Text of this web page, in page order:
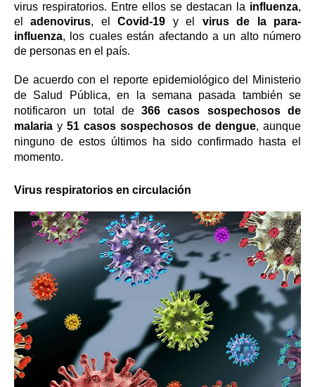
virus respiratorios. Entre ellos se destacan la influenza,
eladenovirus, elCovid-19 y el virus de la para-
influenza, los cuales están afectando a un alto número
de personas en el país.
De acuerdo con el reporte epidemiológico del Ministerio
de Salud Pública, en la semana pasada también se
notificaron un total de366 casos sospechosos de
malaria y 51 casos sospechosos de dengue, aunque
ninguno de estos últimos ha sido confirmado hasta el
momento.
Virus respiratorios en circulación